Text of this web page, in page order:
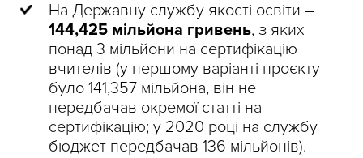
На Державну службу якості освіти –
144,425 мільйона гривень, з яких
понад 3 мільйони на сертифікацію
вчителів (у першому варіанті проєкту
було 141,357 мільйона, він не
передбачав окремої статті на
сертифікацію; у 2020 році на службу
бюджет передбачав 136 мільйонів).